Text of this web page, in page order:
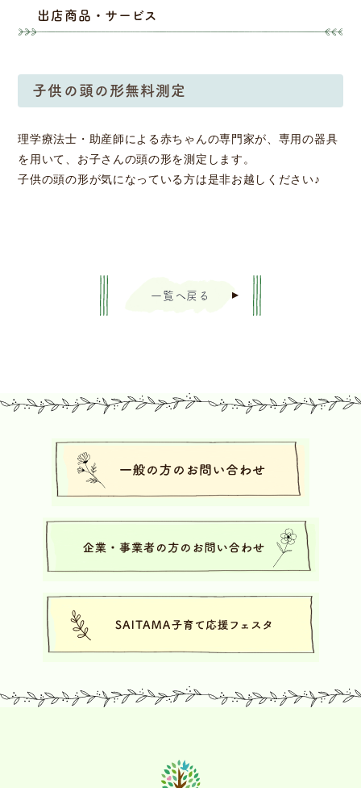
出店商品・サービス
子供の頭の形無料測定
理学療法士・助産師による赤ちゃんの専門家が、専用の器具
を用いて、お子さんの頭の形を測定します。
子供の頭の形が気になっている方は是非お越しください♪
一覧へ戻る